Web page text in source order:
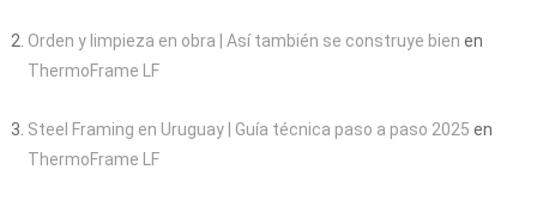
Orden y limpieza en obra | Así también se construye bien en
ThermoFrame LF
Steel Framing en Uruguay | Guía técnica paso a paso 2025 en
ThermoFrame LF